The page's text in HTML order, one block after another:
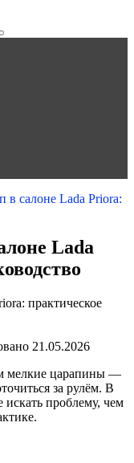
в салоне Lada Priora:
Lada
21.05.2026
мелкие царапины —
за рулём. В
искать проблему, чем